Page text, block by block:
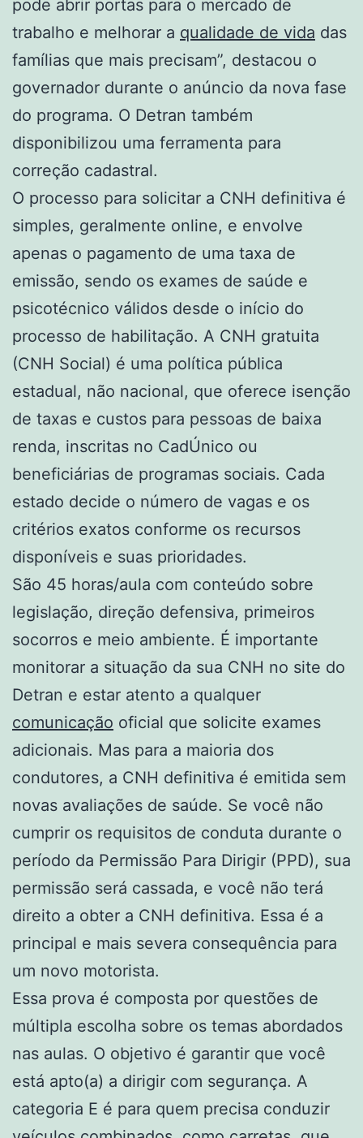
pode abrir portas para o mercado de
trabalho e melhorar a qualidade de vida das
famílias que mais precisam”, destacou o
governador durante o anúncio da nova fase
do programa. O Detran também
disponibilizou uma ferramenta para
correção cadastral.
O processo para solicitar a CNH definitiva é
simples, geralmente online, e envolve
apenas o pagamento de uma taxa de
emissão, sendo os exames de saúde e
psicotécnico válidos desde o início do
processo de habilitação. A CNH gratuita
(CNH Social) é uma política pública
estadual, não nacional, que oferece isenção
de taxas e custos para pessoas de baixa
renda, inscritas no CadÚnico ou
beneficiárias de programas sociais. Cada
estado decide o número de vagas e os
critérios exatos conforme os recursos
disponíveis e suas prioridades.
São 45 horas/aula com conteúdo sobre
legislação, direção defensiva, primeiros
socorros e meio ambiente. É importante
monitorar a situação da sua CNH no site do
Detran e estar atento a qualquer
comunicação oficial que solicite exames
adicionais. Mas para a maioria dos
condutores, a CNH definitiva é emitida sem
novas avaliações de saúde. Se você não
cumprir os requisitos de conduta durante o
período da Permissão Para Dirigir (PPD), sua
permissão será cassada, e você não terá
direito a obter a CNH definitiva. Essa é a
principal e mais severa consequência para
um novo motorista.
Essa prova é composta por questões de
múltipla escolha sobre os temas abordados
nas aulas. O objetivo é garantir que você
está apto(a) a dirigir com segurança. A
categoria E é para quem precisa conduzir